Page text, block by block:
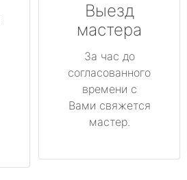
Выезд
мастера
За час до
согласованного
времени с
Вами свяжется
мастер.